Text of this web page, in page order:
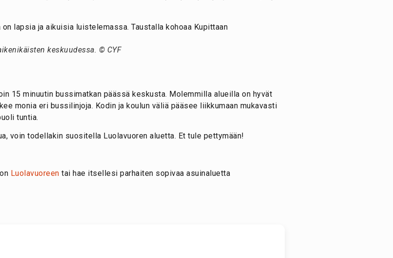
keskuudessa. © CYF
15 minuutin bussimatkan päässä keskusta. Molemmilla alueilla on hyvät
monia eri bussilinjoja. Kodin ja koulun väliä pääsee liikkumaan mukavasti
tuntia.
voin todellakin suositella Luolavuoren aluetta. Et tule pettymään!
Luolavuoreen tai hae itsellesi parhaiten sopivaa asuinaluetta